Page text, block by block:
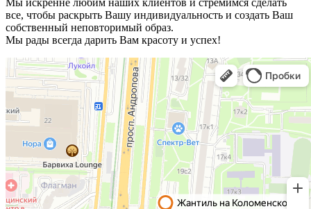
все, чтобы раскрыть Вашу индивидуальность и создать Ваш
собственный неповторимый образ.
Мы рады всегда дарить Вам красоту и успех!